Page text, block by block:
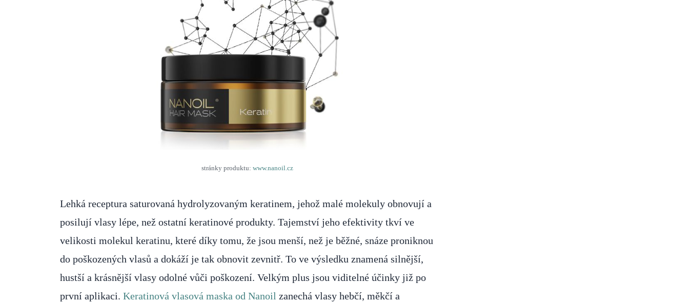
stránky produktu: www.nanoil.cz
Lehká receptura saturovaná hydrolyzovaným keratinem, jehož malé molekuly obnovují a
posilují vlasy lépe, než ostatní keratinové produkty. Tajemství jeho efektivity tkví ve
velikosti molekul keratinu, které díky tomu, že jsou menší, než je běžné, snáze proniknou
do poškozených vlasů a dokáží je tak obnovit zevnitř. To ve výsledku znamená silnější,
hustší a krásnější vlasy odolné vůči poškození. Velkým plus jsou viditelné účinky již po
první aplikaci. Keratinová vlasová maska od Nanoil zanechá vlasy hebčí, měkčí a